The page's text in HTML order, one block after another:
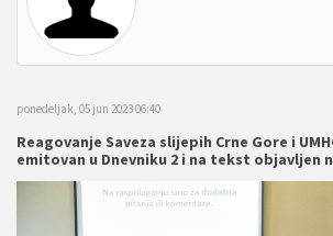
ponedeljak, 05 jun 2023 06:40
Reagovanje Saveza slijepih Crne Gore i
emitovan u Dnevniku 2 i na tekst objavljen